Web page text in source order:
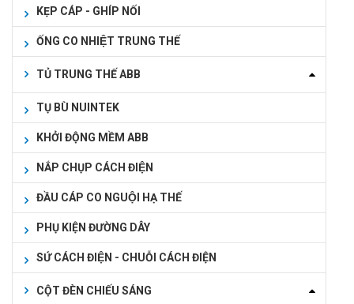
KẸP CÁP - GHÍP NỐI
ỐNG CO NHIỆT TRUNG THẾ
TỦ TRUNG THẾ ABB
TỤ BÙ NUINTEK
KHỞI ĐỘNG MỀM ABB
NẮP CHỤP CÁCH ĐIỆN
ĐẦU CÁP CO NGUỘI HẠ THẾ
PHỤ KIỆN ĐƯỜNG DÂY
SỨ CÁCH ĐIỆN - CHUỖI CÁCH ĐIỆN
CỘT ĐÈN CHIẾU SÁNG